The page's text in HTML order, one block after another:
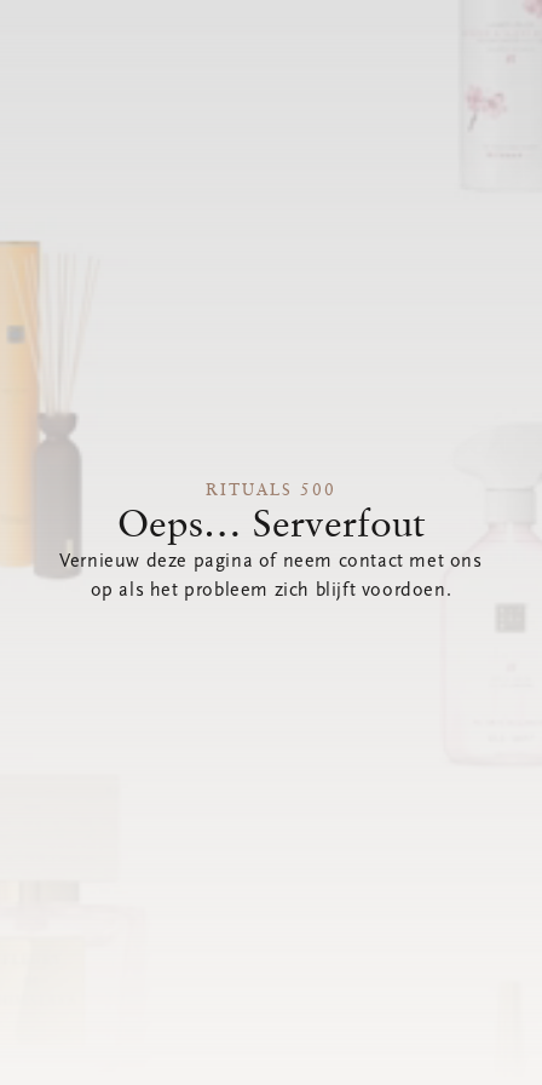
RITUALS 500
Oeps… Serverfout
Vernieuw deze pagina of neem contact met ons
op als het probleem zich blijft voordoen.